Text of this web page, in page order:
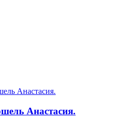
Анастасия.